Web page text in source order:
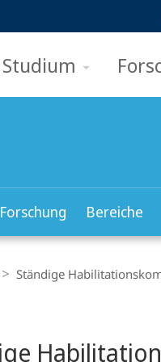
Studium
Forschung Bereiche
Ständige